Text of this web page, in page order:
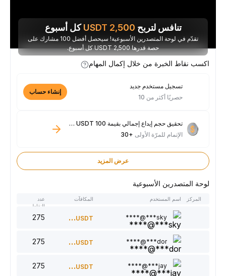
تنافس لتربح 2,500
USDTكل أسبوع
تقدّم في لوحة المتصدرين الأسبوعية! سيحصل أفضل 100 مشارك على
حصة قدرها 2,500 USDT كل أسبوع.
اكسب نقاط الخبرة من خلال إكمال المهام
تسجيل مستخدم جديد
حصريًا أكثر من 10
إنشاء حساب
تحقيق حجم إيداع إجمالي بقيمة 100 USDT فأكثر
الإتمام للمرّة الأولى+30
عرض المزيد
لوحة المتصدرين الأسبوعية
المركز اسم المستخدم المكافآت
النقاط
sky***@****
300USDT
dor***@****
220USDT
jay***@****
150USDT